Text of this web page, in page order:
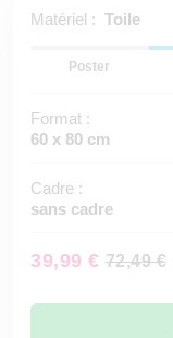
Matériel : Toile
Poster
Format :
60 x 80 cm
Cadre :
sans cadre
39,99 € 72,49 €